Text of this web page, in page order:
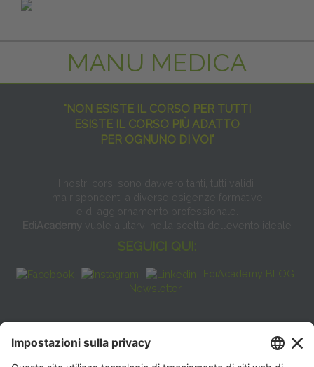
MANU MEDICA
"NON ESISTE IL CORSO PER TUTTI
ESISTE IL CORSO PIÙ ADATTO
PER OGNUNO DI VOI"
I nostri corsi sono davvero tanti, tutti validi
ma rispondenti a diverse esigenze formative
e di aggiornamento professionale.
EdiAcademy vuole aiutarvi nella scelta dell’evento ideale
SEGUICI QUI:
EdiAcademy BLOG
Newsletter
FAQ